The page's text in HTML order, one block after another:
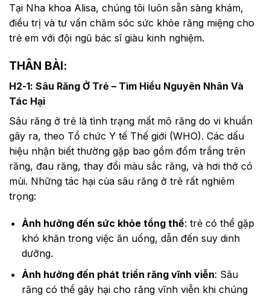
Tại Nha khoa Alisa, chúng tôi luôn sẵn sàng khám,
điều trị và tư vấn chăm sóc sức khỏe răng miệng cho
trẻ em với đội ngũ bác sĩ giàu kinh nghiệm.
THÂN BÀI:
H2-1: Sâu Răng Ở Trẻ – Tìm Hiểu Nguyên Nhân Và
Tác Hại
Sâu răng ở trẻ là tình trạng mất mô răng do vi khuẩn
gây ra, theo Tổ chức Y tế Thế giới (WHO). Các dấu
hiệu nhận biết thường gặp bao gồm đốm trắng trên
răng, đau răng, thay đổi màu sắc răng, và hơi thở có
mùi. Những tác hại của sâu răng ở trẻ rất nghiêm
trọng:
Ảnh hưởng đến sức khỏe tổng thể: trẻ có thể gặp
khó khăn trong việc ăn uống, dẫn đến suy dinh
dưỡng.
Ảnh hưởng đến phát triển răng vĩnh viễn: Sâu
răng có thể gây hại cho răng vĩnh viễn khi chúng